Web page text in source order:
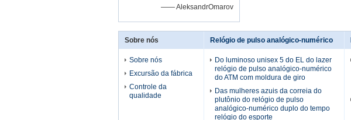
—— AleksandrOmarov
Sobre nós
Sobre nós
Excursão da fábrica
Controle da
qualidade
Relógio de pulso analógico-numérico
Do luminoso unisex 5 do EL do lazer
relógio de pulso analógico-numérico
do ATM com moldura de giro
Das mulheres azuis da correia do
plutônio do relógio de pulso
analógico-numérico duplo do tempo
relógio do esporte